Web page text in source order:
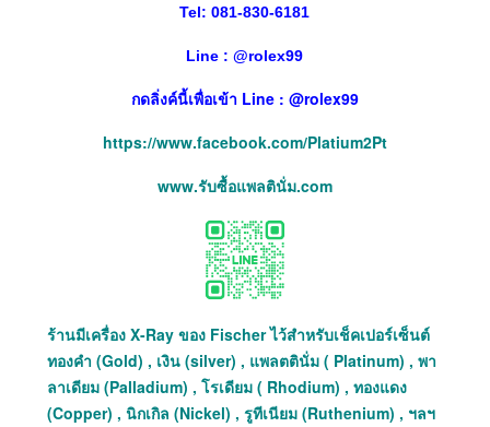
Tel: 081-830-6181
Line : @rolex99
กดลิ่งค์นี้เพื่อเข้า Line : @rolex99
https://www.facebook.com/Platium2Pt
www.รับซื้อแพลตินั่ม.com
ร้านมีเครื่อง X-Ray ของ Fischer ไว้สำหรับเช็คเปอร์เซ็นต์
ทองคำ (Gold) , เงิน (silver) , แพลตตินั่ม ( Platinum) , พา
ลาเดียม (Palladium) , โรเดียม ( Rhodium) , ทองแดง
(Copper) , นิกเกิล (Nickel) , รูทีเนียม (Ruthenium) , ฯลฯ